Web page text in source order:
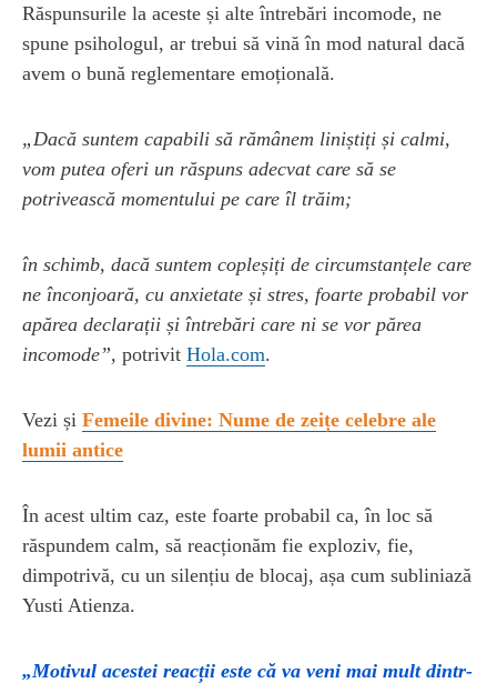
Răspunsurile la aceste și alte întrebări incomode, ne
spune psihologul, ar trebui să vină în mod natural dacă
avem o bună reglementare emoțională.
„Dacă suntem capabili să rămânem liniștiți și calmi,
vom putea oferi un răspuns adecvat care să se
potrivească momentului pe care îl trăim;
în schimb, dacă suntem copleșiți de circumstanțele care
ne înconjoară, cu anxietate și stres, foarte probabil vor
apărea declarații și întrebări care ni se vor părea
incomode”, potrivit Hola.com.
Vezi și Femeile divine: Nume de zeițe celebre ale
lumii antice
În acest ultim caz, este foarte probabil ca, în loc să
răspundem calm, să reacționăm fie exploziv, fie,
dimpotrivă, cu un silențiu de blocaj, așa cum subliniază
Yusti Atienza.
„Motivul acestei reacții este că va veni mai mult dintr-